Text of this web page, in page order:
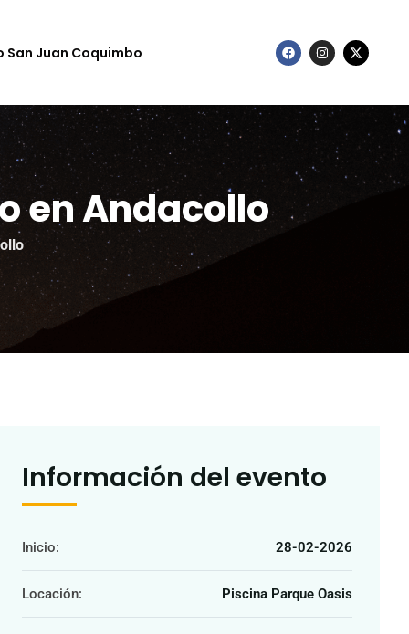
San Juan Coquimbo
en Andacollo
Información del evento
Inicio: 28-02-2026
Locación: Piscina Parque Oasis